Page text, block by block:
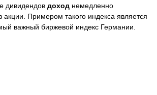
дивидендов доход немедленно
акции. Примером такого индекса является
важный биржевой индекс Германии.